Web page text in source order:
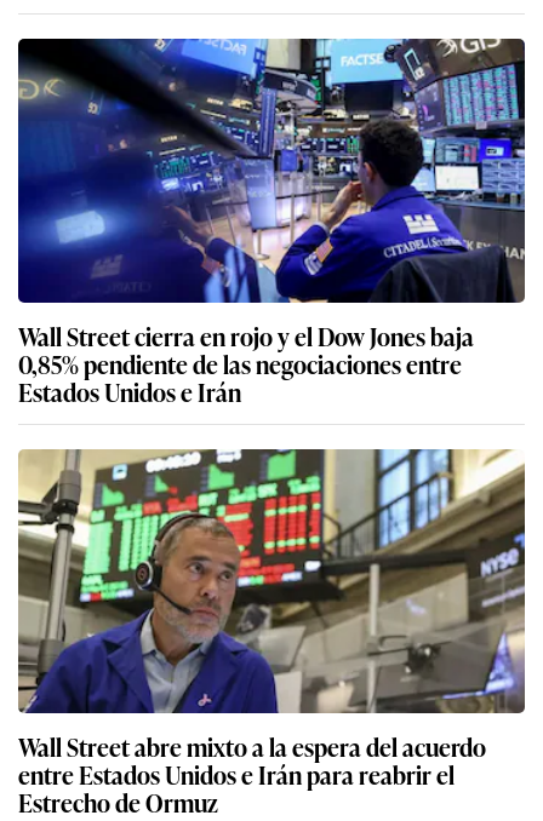
Wall Street cierra en rojo y el Dow Jones baja
0,85% pendiente de las negociaciones entre
Estados Unidos e Irán
Wall Street abre mixto a la espera del acuerdo
entre Estados Unidos e Irán para reabrir el
Estrecho de Ormuz